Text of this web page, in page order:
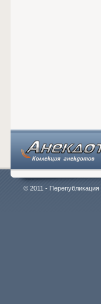
© 2011 -